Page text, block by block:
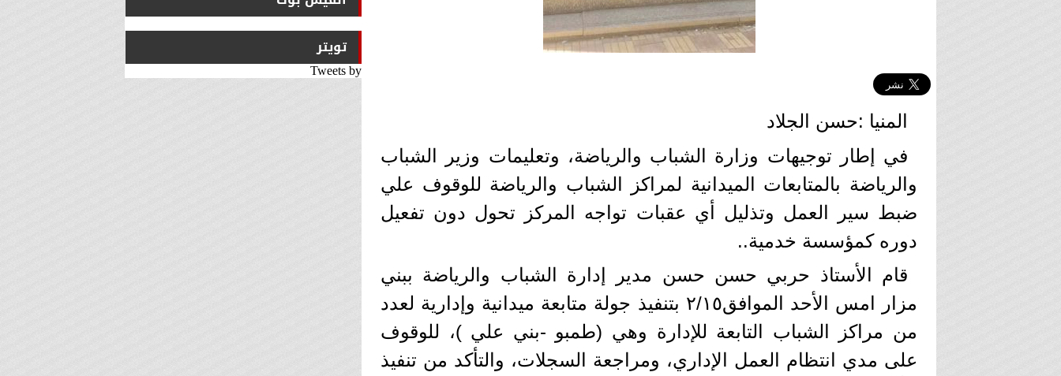
المنيا :حسن الجلاد
في إطار توجيهات وزارة الشباب والرياضة، وتعليمات وزير الشباب
والرياضة بالمتابعات الميدانية لمراكز الشباب والرياضة للوقوف علي
ضبط سير العمل وتذليل أي عقبات تواجه المركز تحول دون تفعيل
دوره كمؤسسة خدمية..
قام الأستاذ حربي حسن حسن مدير إدارة الشباب والرياضة ببني
مزار امس الأحد الموافق٢/١٥ بتنفيذ جولة متابعة ميدانية وإدارية لعدد
من مراكز الشباب التابعة للإدارة وهي (طمبو -بني علي )، للوقوف
على مدي انتظام العمل الإداري، ومراجعة السجلات، والتأكد من تنفيذ
تويتر
Tweets by